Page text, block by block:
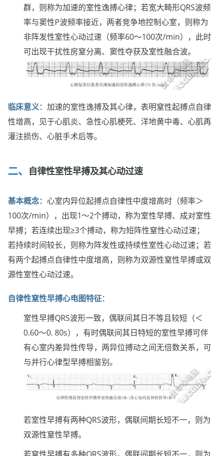
群，则称为加速的室性逸搏心律；若宽大畸形QRS波频
率与窦性P波频率接近，两者竞争地控制心室，则称为
非阵发性室性心动过速（频率60～100次/min），此时
可出现干扰性房窒分离、窦性夺获及室性融合波。
临床意义：加速的室性逸搏及其心律，表明窒性起搏点自律
性增高，见于心肌炎、急性心肌梗死、洋地黄中毒、心肌再
灌注损伤、心脏手术后等。
自律性室性早搏及其心动过速
基本概念：心室内异位起搏点自律性中度增高时（频率＞
100次/min），出现1～2个搏动，称为室性早搏、成对室性
早搏；若连续出现≥3个搏动，称为短阵性窒性心动过速；
若持续时间较长，则称为阵发性或持续性室性心动过速；若
有两个起搏点自律性中度增高，则称为双源性窒性早搏或双
源性室性心动过速。
自律性窒性早搏心电图特征：
室性早搏QRS波形一致，偶联间其日不等且较短（＜
0.60～0. 80s），有时偶联间其日特短的室性早搏可伴
有心室内差异性传导，两异位搏动之间无倍数关系，可
与并行心律型早搏相鉴别。
若室性早搏有两种QRS波形，偶联间期长短不一，则为
双源性窒性早搏。